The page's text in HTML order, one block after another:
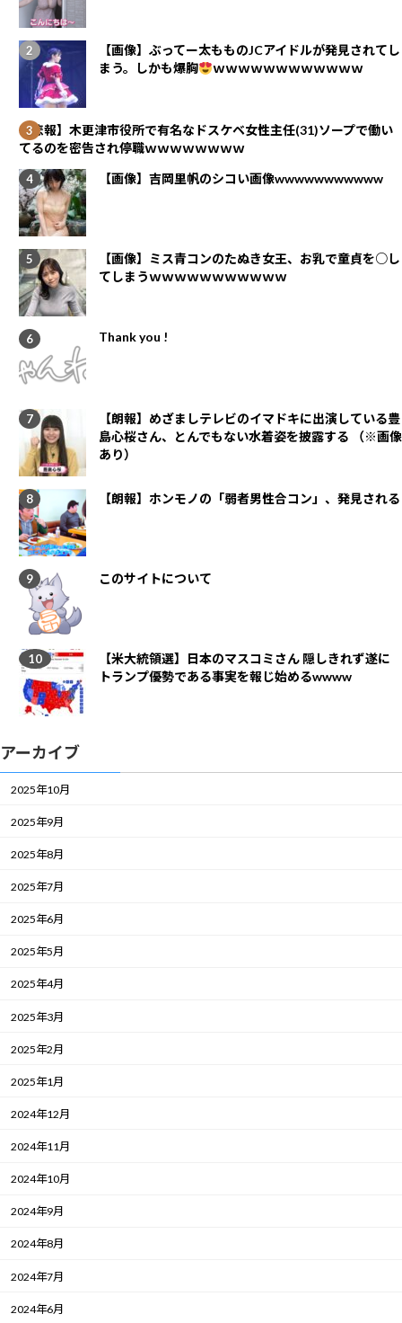
【画像】ぶってー太もものJCアイドルが発見されてし
まう。しかも爆胸
ｗｗｗｗｗｗｗｗｗｗｗｗ
【悲報】木更津市役所で有名なドスケベ女性主任(31)ソープで働い
てるのを密告され停職ｗｗｗｗｗｗｗｗ
【画像】吉岡里帆のシコい画像wwwwwwwwwww
【画像】ミス青コンのたぬき女王、お乳で童貞を○し
てしまうｗｗｗｗｗｗｗｗｗｗｗ
Thank you !
【朗報】めざましテレビのイマドキに出演している豊
島心桜さん、とんでもない水着姿を披露する （※画像
あり）
【朗報】ホンモノの「弱者男性合コン」、発見される
このサイトについて
【米大統領選】日本のマスコミさん 隠しきれず遂に
トランプ優勢である事実を報じ始めるwwww
アーカイブ
2025年10月
2025年9月
2025年8月
2025年7月
2025年6月
2025年5月
2025年4月
2025年3月
2025年2月
2025年1月
2024年12月
2024年11月
2024年10月
2024年9月
2024年8月
2024年7月
2024年6月